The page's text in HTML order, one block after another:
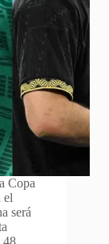
Copa
el
será
48…